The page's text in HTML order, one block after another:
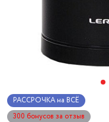
РАССРОЧКА на ВСЁ
300 бонусов за отзыв